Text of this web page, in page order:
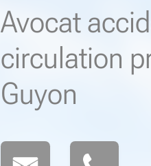
Avocat
circulation
Guyon